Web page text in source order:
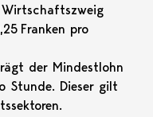
Franken pro
der Mindestlohn
Stunde. Dieser gilt